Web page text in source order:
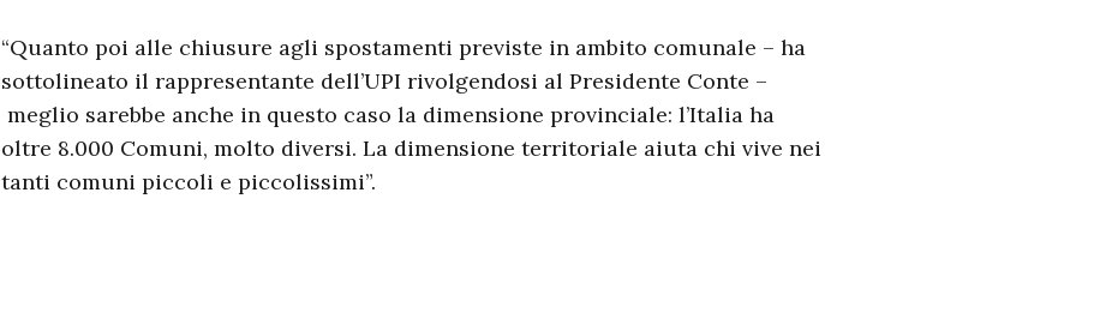
“Quanto poi alle chiusure agli spostamenti previste in ambito comunale – ha
sottolineato il rappresentante dell’UPI rivolgendosi al Presidente Conte –
meglio sarebbe anche in questo caso la dimensione provinciale: l’Italia ha
oltre 8.000 Comuni, molto diversi. La dimensione territoriale aiuta chi vive nei
tanti comuni piccoli e piccolissimi”.